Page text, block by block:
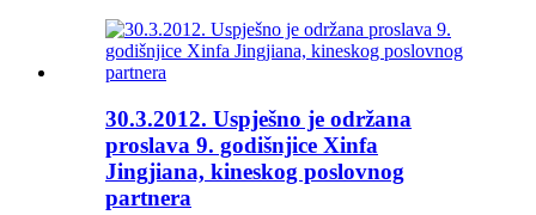
30.3.2012. Uspješno je održana
proslava 9. godišnjice Xinfa
Jingjiana, kineskog poslovnog
partnera